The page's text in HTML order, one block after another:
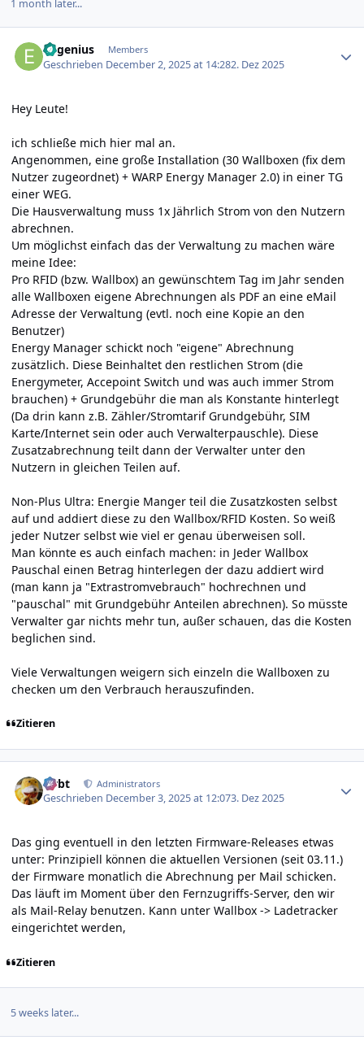
1 month later...
Eugenius Members
Geschrieben December 2, 2025 at 14:282. Dez 2025
Hey Leute!
ich schließe mich hier mal an.
Angenommen, eine große Installation (30 Wallboxen (fix dem
Nutzer zugeordnet) + WARP Energy Manager 2.0) in einer TG
einer WEG.
Die Hausverwaltung muss 1x Jährlich Strom von den Nutzern
abrechnen.
Um möglichst einfach das der Verwaltung zu machen wäre
meine Idee:
Pro RFID (bzw. Wallbox) an gewünschtem Tag im Jahr senden
alle Wallboxen eigene Abrechnungen als PDF an eine eMail
Adresse der Verwaltung (evtl. noch eine Kopie an den
Benutzer)
Energy Manager schickt noch "eigene" Abrechnung
zusätzlich. Diese Beinhaltet den restlichen Strom (die
Energymeter, Accepoint Switch und was auch immer Strom
brauchen) + Grundgebühr die man als Konstante hinterlegt
(Da drin kann z.B. Zähler/Stromtarif Grundgebühr, SIM
Karte/Internet sein oder auch Verwalterpauschle). Diese
Zusatzabrechnung teilt dann der Verwalter unter den
Nutzern in gleichen Teilen auf.
Non-Plus Ultra: Energie Manger teil die Zusatzkosten selbst
auf und addiert diese zu den Wallbox/RFID Kosten. So weiß
jeder Nutzer selbst wie viel er genau überweisen soll.
Man könnte es auch einfach machen: in Jeder Wallbox
Pauschal einen Betrag hinterlegen der dazu addiert wird
(man kann ja "Extrastromvebrauch" hochrechnen und
"pauschal" mit Grundgebühr Anteilen abrechnen). So müsste
Verwalter gar nichts mehr tun, außer schauen, das die Kosten
beglichen sind.
Viele Verwaltungen weigern sich einzeln die Wallboxen zu
checken um den Verbrauch herauszufinden.
Zitieren
rtrbt Administrators
Geschrieben December 3, 2025 at 12:073. Dez 2025
Das ging eventuell in den letzten Firmware-Releases etwas
unter: Prinzipiell können die aktuellen Versionen (seit 03.11.)
der Firmware monatlich die Abrechnung per Mail schicken.
Das läuft im Moment über den Fernzugriffs-Server, den wir
als Mail-Relay benutzen. Kann unter Wallbox -> Ladetracker
eingerichtet werden,
Zitieren
5 weeks later...